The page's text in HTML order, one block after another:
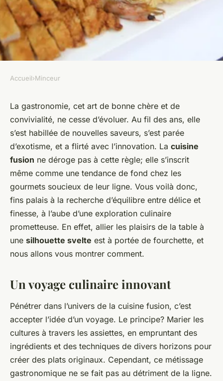
Cuisine fusion : allier plaisir et
silhouette svelte
admin•22 décembre 2023•5 min de lecture
Accueil›Minceur
La gastronomie, cet art de bonne chère et de
convivialité, ne cesse d’évoluer. Au fil des ans, elle
s’est habillée de nouvelles saveurs, s’est parée
d’exotisme, et a flirté avec l’innovation. La cuisine
fusion ne déroge pas à cette règle; elle s’inscrit
même comme une tendance de fond chez les
gourmets soucieux de leur ligne. Vous voilà donc,
fins palais à la recherche d’équilibre entre délice et
finesse, à l’aube d’une exploration culinaire
prometteuse. En effet, allier les plaisirs de la table à
une silhouette svelte est à portée de fourchette, et
nous allons vous montrer comment.
Un voyage culinaire innovant
Pénétrer dans l’univers de la cuisine fusion, c’est
accepter l’idée d’un voyage. Le principe? Marier les
cultures à travers les assiettes, en empruntant des
ingrédients et des techniques de divers horizons pour
créer des plats originaux. Cependant, ce métissage
gastronomique ne se fait pas au détriment de la ligne.